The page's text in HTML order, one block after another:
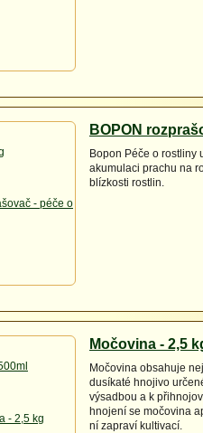
BOPON
Bopon Péče o rostliny
akumulaci prachu na
blízkosti rostlin.
Močovina - 2,5
Močovina obsahuje
dusíkaté hnojivo
výsadbou a k
hnojení se močovina
ní zapraví kultivací.